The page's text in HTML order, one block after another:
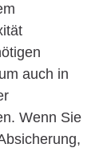
auch in
Wenn Sie